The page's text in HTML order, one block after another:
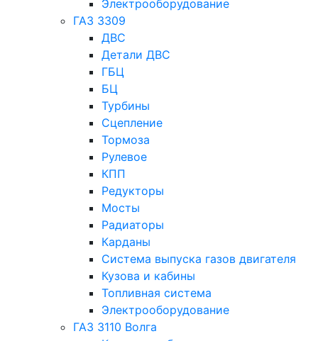
Электрооборудование
ГАЗ 3309
ДВС
Детали ДВС
ГБЦ
БЦ
Турбины
Сцепление
Тормоза
Рулевое
КПП
Редукторы
Мосты
Радиаторы
Карданы
Система выпуска газов двигателя
Кузова и кабины
Топливная система
Электрооборудование
ГАЗ 3110 Волга